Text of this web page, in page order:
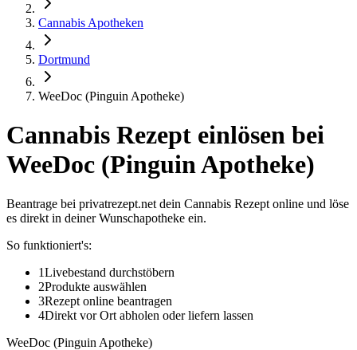
Cannabis Apotheken
Dortmund
WeeDoc (Pinguin Apotheke)
Cannabis Rezept einlösen bei
WeeDoc (Pinguin Apotheke)
Beantrage bei privatrezept.net dein Cannabis Rezept online und löse
es direkt in deiner Wunschapotheke ein.
So funktioniert's:
1Livebestand durchstöbern
2Produkte auswählen
3Rezept online beantragen
4Direkt vor Ort abholen oder liefern lassen
WeeDoc (Pinguin Apotheke)